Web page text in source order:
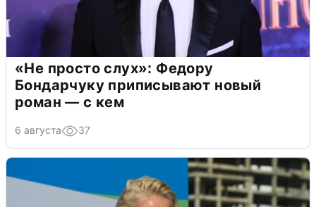
«Не просто слух»: Федору
Бондарчуку приписывают новый
роман — с кем
6 августа 37